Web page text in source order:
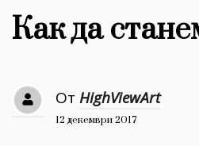
Dialogue
Изкуство
Красота
Как да
От HighViewArt
12 декември 2017